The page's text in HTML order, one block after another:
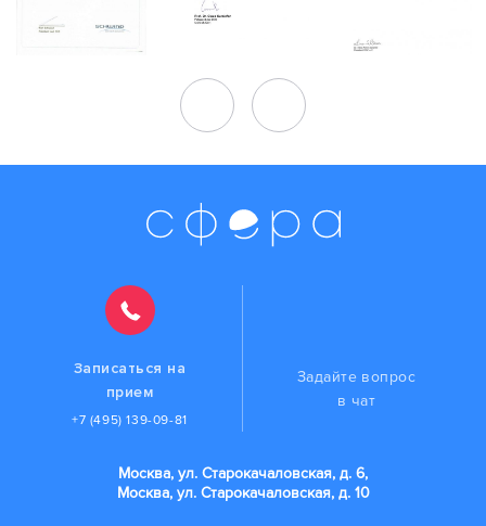
Записаться на
прием
+7 (495) 139-09-81
Задайте вопрос
в чат
Москва, ул. Старокачаловская, д. 6,
Москва, ул. Старокачаловская, д. 10